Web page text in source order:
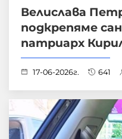
Велислава
подкрепяме
патриарх
17-06-2026г. 641